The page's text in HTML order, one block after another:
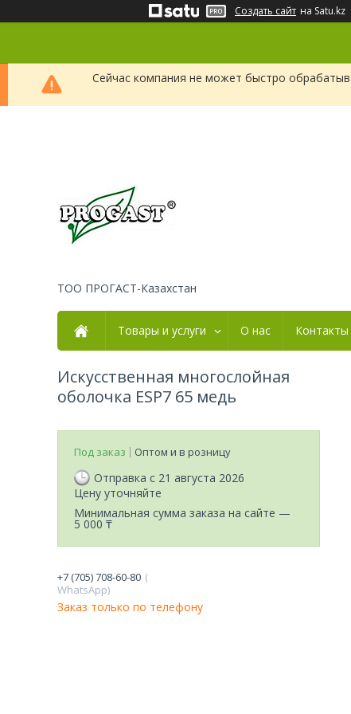
Создать сайт на Satu.kz
Сейчас компания не может быстро
ТОО ПРОГАСТ-Казахстан
Товары и услуги О нас Контакты
Искусственная многослойная
оболочка ESP7 65 медь
Под заказ Оптом и в розницу
Отправка с 21 августа 2026
Цену уточняйте
Минимальная сумма заказа на сайте —
5 000 ₸
+7 (705) 708-60-80
WhatsApp
Заказ только по телефону